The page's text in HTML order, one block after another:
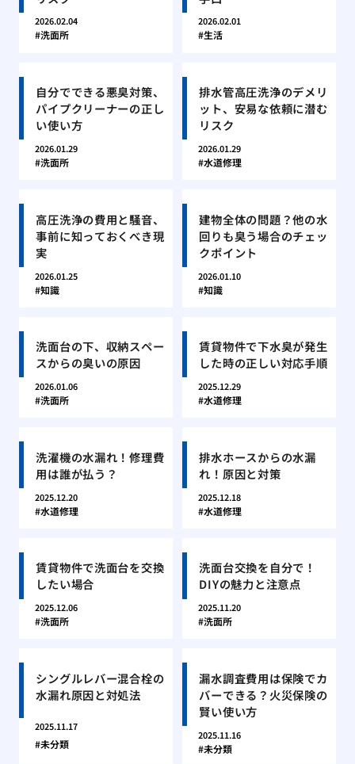
2026.02.04
洗面所
2026.02.01
生活
自分でできる悪臭対策、
パイプクリーナーの正し
い使い方
2026.01.29
洗面所
排水管高圧洗浄のデメリ
ット、安易な依頼に潜む
リスク
2026.01.29
水道修理
高圧洗浄の費用と騒音、
事前に知っておくべき現
実
2026.01.25
知識
建物全体の問題？他の水
回りも臭う場合のチェッ
クポイント
2026.01.10
知識
洗面台の下、収納スペー
スからの臭いの原因
2026.01.06
洗面所
賃貸物件で下水臭が発生
した時の正しい対応手順
2025.12.29
水道修理
洗濯機の水漏れ！修理費
用は誰が払う？
2025.12.20
水道修理
排水ホースからの水漏
れ！原因と対策
2025.12.18
水道修理
賃貸物件で洗面台を交換
したい場合
2025.12.06
洗面所
洗面台交換を自分で！
DIYの魅力と注意点
2025.11.20
洗面所
シングルレバー混合栓の
水漏れ原因と対処法
2025.11.17
未分類
漏水調査費用は保険でカ
バーできる？火災保険の
賢い使い方
2025.11.16
未分類